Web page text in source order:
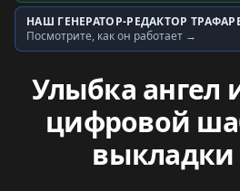
Генератор трафаретов
НАШ ГЕНЕРАТОР-РЕДАКТОР
Посмотрите, как он работает →
Улыбка ангел
цифровой
выкладки